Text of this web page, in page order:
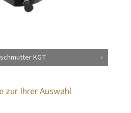
KGT
zur Ihrer Auswahl